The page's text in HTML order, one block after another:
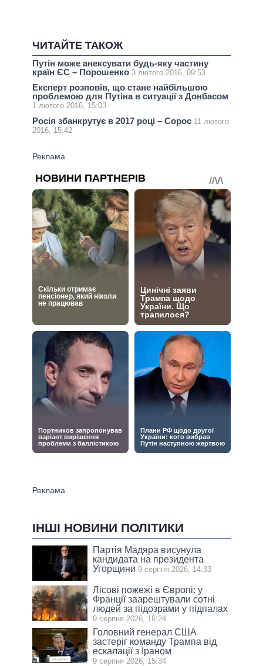
ЧИТАЙТЕ ТАКОЖ
Путін може анексувати будь-яку частину
країн ЄС – Порошенко 3 лютого 2016, 09:53
Експерт розповів, що стане найбільшою
проблемою для Путіна в ситуації з Донбасом
1 лютого 2016, 15:03
Росія збанкрутує в 2017 році – Сорос 11 лютого
2016, 15:42
ІНШІ НОВИНИ ПОЛІТИКИ
Партія Мадяра висунула
кандидата на президента
Угорщини 9 серпня 2026, 14:33
Лісові пожежі в Європі: у
Франції заарештували сотні
людей за підозрами у підпалах
9 серпня 2026, 16:24
Головний генерал США
застеріг команду Трампа від
ескалації з Іраном
9 серпня 2026, 15:34